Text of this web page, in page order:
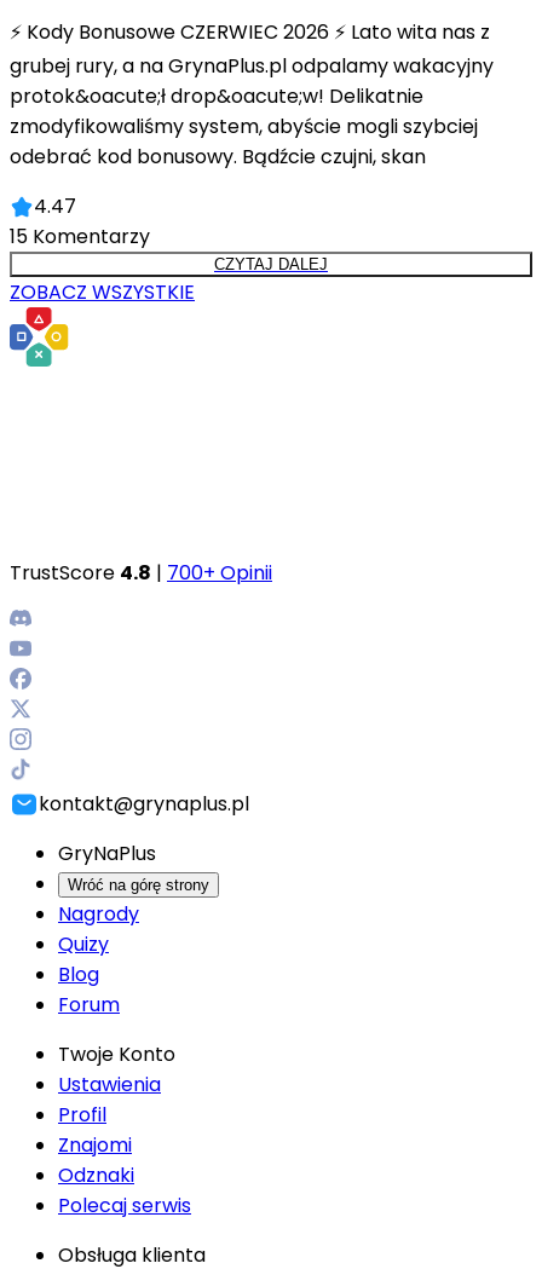
⚡ Kody Bonusowe CZERWIEC 2026 ⚡ Lato wita nas z
grubej rury, a na GrynaPlus.pl odpalamy wakacyjny
protok&oacute;ł drop&oacute;w! Delikatnie
zmodyfikowaliśmy system, abyście mogli szybciej
odebrać kod bonusowy. Bądźcie czujni, skan
4.47
15 Komentarzy
CZYTAJ DALEJ
ZOBACZ WSZYSTKIE
TrustScore 4.8 | 700+ Opinii
kontakt@grynaplus.pl
GryNaPlus
Wróć na górę strony
Nagrody
Quizy
Blog
Forum
Twoje Konto
Ustawienia
Profil
Znajomi
Odznaki
Polecaj serwis
Obsługa klienta